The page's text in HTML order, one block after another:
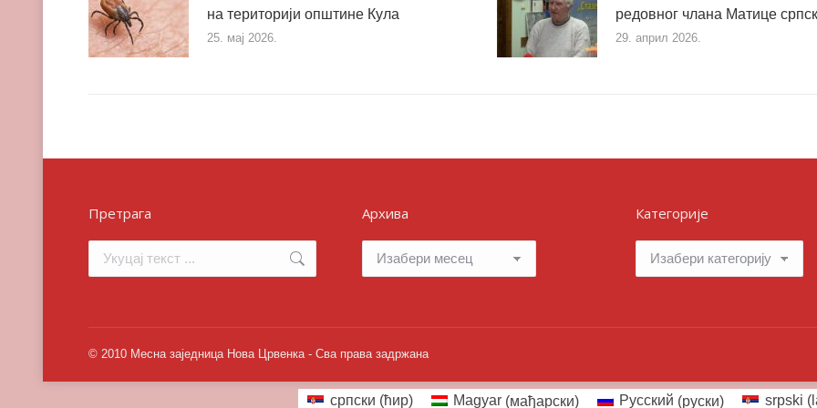
на територији општине Кула
25. мај 2026.
редовног члана Матице
29. април 2026.
Претрага Архива Категорије
© 2010 Месна заједница Нова Црвенка - Сва права задржана
српски (ћир) Magyar (мађарски) Русский (руски) srpski